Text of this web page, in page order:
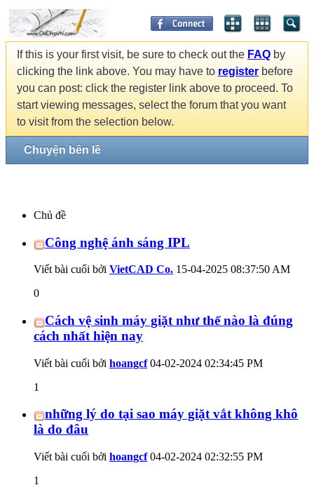
If this is your first visit, be sure to check out the FAQ by
clicking the link above. You may have to register before
you can post: click the register link above to proceed. To
start viewing messages, select the forum that you want
to visit from the selection below.
Chuyện bên lề
Chủ đề
Công nghệ ánh sáng IPL
Viết bài cuối bởi VietCAD Co. 15-04-2025 08:37:50 AM
0
Cách vệ sinh máy giặt như thế nào là đúng
cách nhất hiện nay
Viết bài cuối bởi hoangcf04-02-2024 02:34:45 PM
1
những lý do tại sao máy giặt vắt không khô
là do đâu
Viết bài cuối bởi hoangcf04-02-2024 02:32:55 PM
1